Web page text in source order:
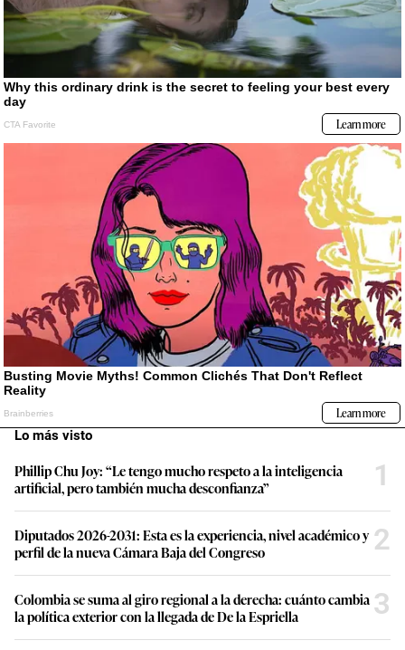
Lo más visto
Phillip Chu Joy: “Le tengo mucho respeto a la inteligencia
artificial, pero también mucha desconfianza”
1
Diputados 2026-2031: Esta es la experiencia, nivel académico y
perfil de la nueva Cámara Baja del Congreso
2
Colombia se suma al giro regional a la derecha: cuánto cambia
la política exterior con la llegada de De la Espriella
3